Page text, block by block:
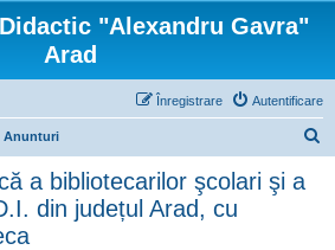
"Alexandru Gavra"
Arad
Autentificare
Înregistrare
Anunturi
a bibliotecarilor şcolari şi a
din județul Arad, cu